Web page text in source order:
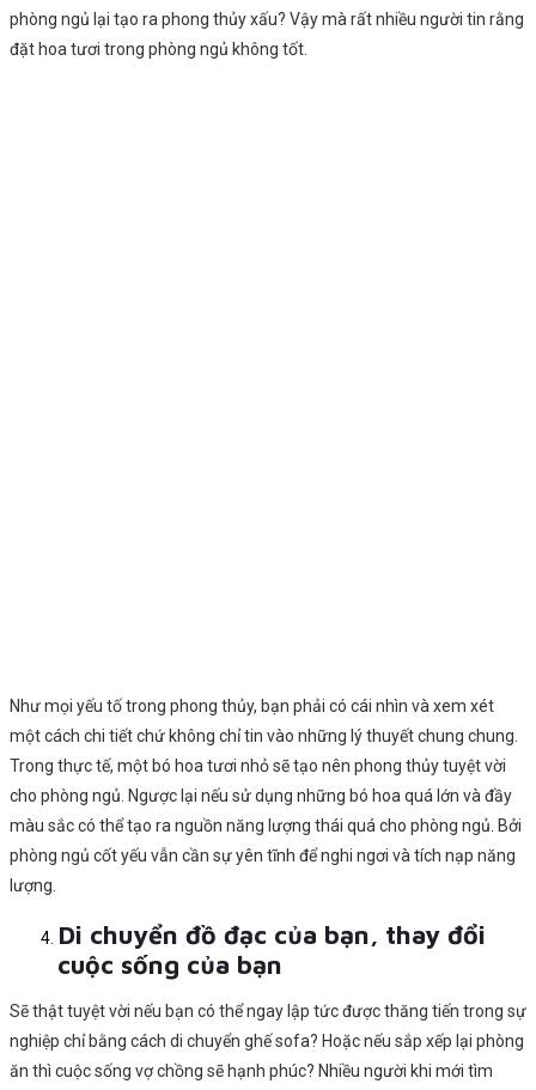
phòng ngủ lại tạo ra phong thủy xấu? Vậy mà rất nhiều người tin rằng
đặt hoa tươi trong phòng ngủ không tốt.
Như mọi yếu tố trong phong thủy, bạn phải có cái nhìn và xem xét
một cách chi tiết chứ không chỉ tin vào những lý thuyết chung chung.
Trong thực tế, một bó hoa tươi nhỏ sẽ tạo nên phong thủy tuyệt vời
cho phòng ngủ. Ngược lại nếu sử dụng những bó hoa quá lớn và đầy
màu sắc có thể tạo ra nguồn năng lượng thái quá cho phòng ngủ. Bởi
phòng ngủ cốt yếu vẫn cần sự yên tĩnh để nghi ngơi và tích nạp năng
lượng.
Di chuyển đồ đạc của bạn, thay đổi
cuộc sống của bạn
Sẽ thật tuyệt vời nếu bạn có thể ngay lập tức được thăng tiến trong sự
nghiệp chỉ bằng cách di chuyển ghế sofa? Hoặc nếu sắp xếp lại phòng
ăn thì cuộc sống vợ chồng sẽ hạnh phúc? Nhiều người khi mới tìm